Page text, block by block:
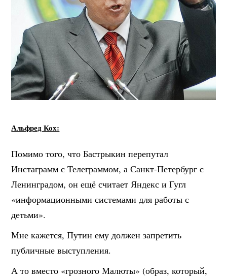
Альфред Кох:
Помимо того, что Бастрыкин перепутал
Инстаграмм с Телеграммом, а Санкт-Петербург с
Ленинградом, он ещё считает Яндекс и Гугл
«информационными системами для работы с
детьми».
Мне кажется, Путин ему должен запретить
публичные выступления.
А то вместо «грозного Малюты» (образ, который,